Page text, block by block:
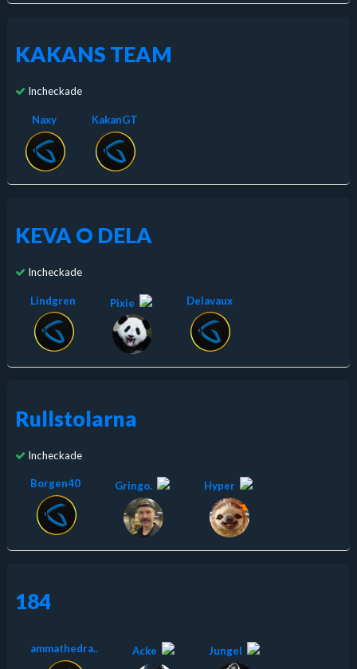
KAKANS TEAM
Incheckade
Naxy KakanGT
KEVA O DELA
Incheckade
Lindgren Pixie Delavaux
Rullstolarna
Incheckade
Borgen40 Gringo. Hyper
184
ammathedra.. Acke Jungel